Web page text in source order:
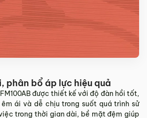
phân bổ áp lực hiệu quả
được thiết kế với độ đàn hồi tốt,
ái và dễ chịu trong suốt quá trình sử
trong thời gian dài, bề mặt đệm giúp